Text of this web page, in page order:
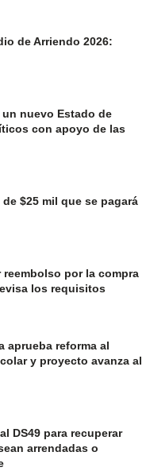
de Arriendo 2026:
nuevo Estado de
con apoyo de las
$25 mil que se pagará
por la compra
los requisitos
aprueba reforma al
y proyecto avanza al
DS49 para recuperar
arrendadas o